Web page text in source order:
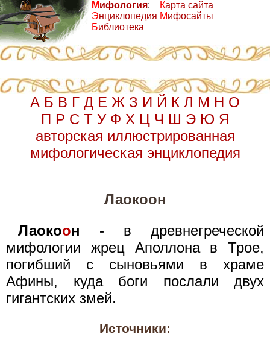
Мифология:
Энциклопедия
Библиотека
Карта сайта
Мифосайты
А Б В Г Д Е Ж З И Й К Л М Н О
П Р С Т У Ф Х Ц Ч Ш Э Ю Я
авторская иллюстрированная
мифологическая энциклопедия
Лаокоон
Лаокоон - в древнегреческой
мифологии жрец Аполлона в Трое,
погибший с сыновьями в храме
Афины, куда боги послали двух
гигантских змей.
Источники: